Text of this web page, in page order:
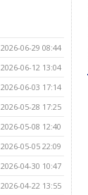
2026-06-29 08:44
2026-06-12 13:04
2026-06-03 17:14
2026-05-28 17:25
2026-05-08 12:40
2026-05-05 22:09
2026-04-30 10:47
2026-04-22 13:55